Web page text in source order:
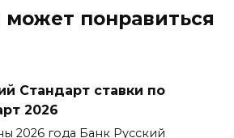
понравиться
Стандарт ставки по
2026
2026 года Банк Русский